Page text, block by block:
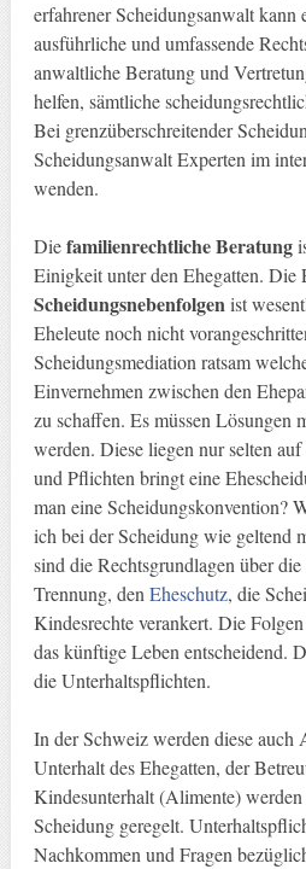
erfahrener Scheidungsanwalt kann
ausführliche und umfassende
anwaltliche Beratung und
helfen, sämtliche
Bei grenzüberschreitender
Scheidungsanwalt Experten im
wenden.
Diefamilienrechtliche Beratung
Einigkeit unter den Ehegatten.
Scheidungsnebenfolgenist
Eheleute noch nicht
Scheidungsmediation ratsam
Einvernehmen zwischen den
zu schaffen. Es müssen Lösungen
werden. Diese liegen nur selten
und Pflichten bringt eine
man eine Scheidungskonvention?
ich bei der Scheidung wie geltend
sind die Rechtsgrundlagen über
Trennung, den Eheschutz, die
Kindesrechte verankert. Die
das künftige Leben entscheidend.
die Unterhaltspflichten.
In der Schweiz werden diese auch
Unterhalt des Ehegatten, der
Kindesunterhalt (Alimente)
Scheidung geregelt.
Nachkommen und Fragen